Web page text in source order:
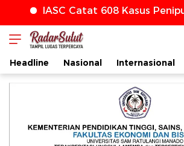
Catat 608 Kasus Penipuan,OJK
Headline Nasional Internasional